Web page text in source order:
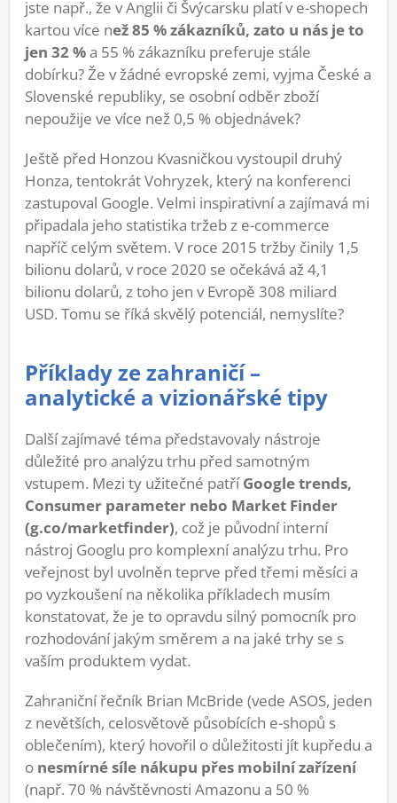
jste např., že v Anglii či Švýcarsku platí v e-shopech
kartou více než 85 % zákazníků, zato u nás je to
jen 32 %a 55 % zákazníku preferuje stále
dobírku? Že v žádné evropské zemi, vyjma České a
Slovenské republiky, se osobní odběr zboží
nepoužije ve více než 0,5 % objednávek?
Ještě před Honzou Kvasničkou vystoupil druhý
Honza, tentokrát Vohryzek, který na konferenci
zastupoval Google. Velmi inspirativní a zajímavá mi
připadala jeho statistika tržeb z e-commerce
napříč celým světem. V roce 2015 tržby činily 1,5
bilionu dolarů, v roce 2020 se očekává až 4,1
bilionu dolarů, z toho jen v Evropě 308 miliard
USD. Tomu se říká skvělý potenciál, nemyslíte?
Příklady ze zahraničí –
analytické a vizionářské tipy
Další zajímavé téma představovaly nástroje
důležité pro analýzu trhu před samotným
vstupem. Mezi ty užitečné patříGoogle trends,
Consumer parameter nebo Market Finder
(g.co/marketfinder), což je původní interní
nástroj Googlu pro komplexní analýzu trhu. Pro
veřejnost byl uvolněn teprve před třemi měsíci a
po vyzkoušení na několika příkladech musím
konstatovat, že je to opravdu silný pomocník pro
rozhodování jakým směrem a na jaké trhy se s
vaším produktem vydat.
Zahraniční řečník Brian McBride (vede ASOS, jeden
z nevětších, celosvětově působících e-shopů s
oblečením), který hovořil o důležitosti jít kupředu a
o nesmírné síle nákupu přes mobilní zařízení
(např. 70 % návštěvnosti Amazonu a 50 %